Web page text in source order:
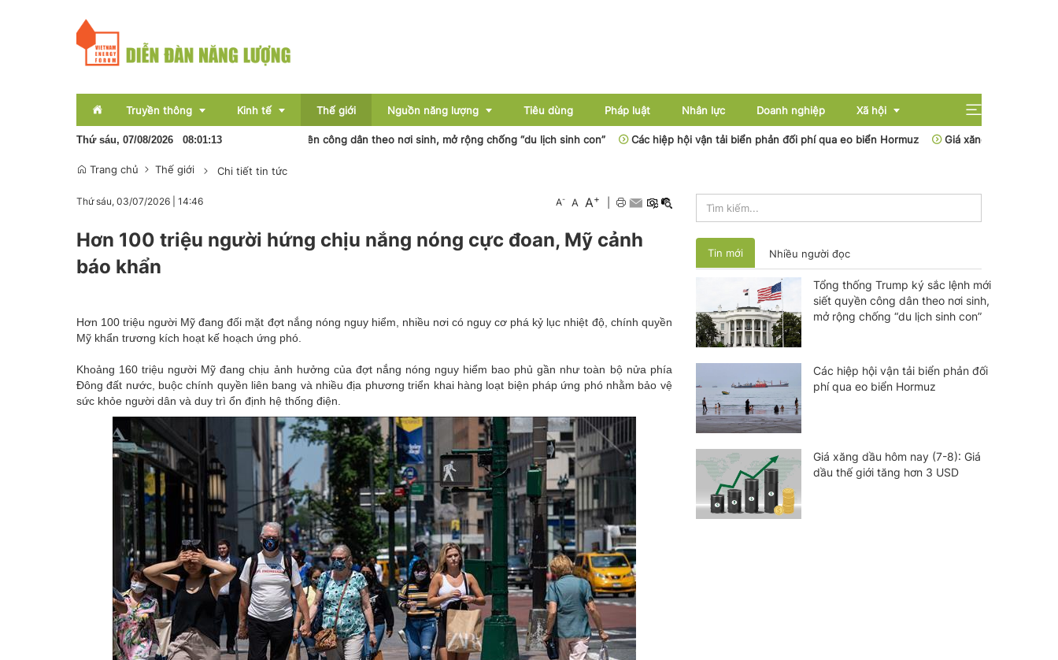
Truyền thông Kinh tế
Bất động sản
Thế giới Nguồn năng lượng
Than - Khoáng sản
Tiêu dùng Pháp luật Nhân lực Doanh nghiệp Xã hội
Tổng thống Trump ký sắc lệnh mới siết quyền công dân theo nơi sinh, mở rộng chống “du lịch sinh con” Các hiệp hội vận tải biển phản đối phí qua eo biển Hormuz Giá xăng dầu hôm nay (7-8):
Thứ sáu, 07/08/2026 08:01:14
Trang chủ Thế giới Chi tiết tin tức
Thứ sáu, 03/07/2026 14:46 A- A A+
Hơn 100 triệu người hứng chịu nắng nóng cực đoan, Mỹ cảnh
báo khẩn
Hơn 100 triệu người Mỹ đang đối mặt đợt nắng nóng nguy hiểm, nhiều nơi có nguy cơ phá kỷ lục nhiệt độ, chính quyền
Mỹ khẩn trương kích hoạt kế hoạch ứng phó.
Khoảng 160 triệu người Mỹ đang chịu ảnh hưởng của đợt nắng nóng nguy hiểm bao phủ gần như toàn bộ nửa phía
Đông đất nước, buộc chính quyền liên bang và nhiều địa phương triển khai hàng loạt biện pháp ứng phó nhằm bảo vệ
sức khỏe người dân và duy trì ổn định hệ thống điện.
Tin mới Nhiều người đọc
Tổng thống Trump ký sắc lệnh mới
siết quyền công dân theo nơi sinh,
mở rộng chống “du lịch sinh con”
Các hiệp hội vận tải biển phản đối
phí qua eo biển Hormuz
Giá xăng dầu hôm nay (7-8): Giá
dầu thế giới tăng hơn 3 USD